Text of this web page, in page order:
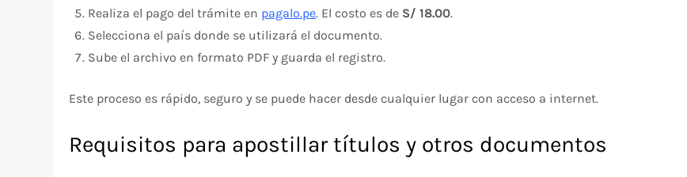
Realiza el pago del trámite en pagalo.pe. El costo es de S/ 18.00.
Selecciona el país donde se utilizará el documento.
Sube el archivo en formato PDF y guarda el registro.
Este proceso es rápido, seguro y se puede hacer desde cualquier lugar con acceso a internet.
Requisitos para apostillar títulos y otros documentos